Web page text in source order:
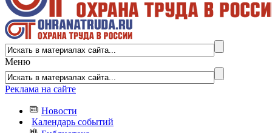
Меню
Реклама на сайте
Новости
Календарь событий